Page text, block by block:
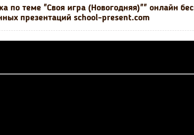
по теме "Своя игра (Новогодняя)"" онлайн
презентаций school-present.com